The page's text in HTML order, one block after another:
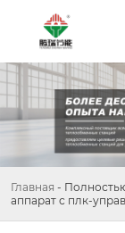
Главная -
аппарат с плк-